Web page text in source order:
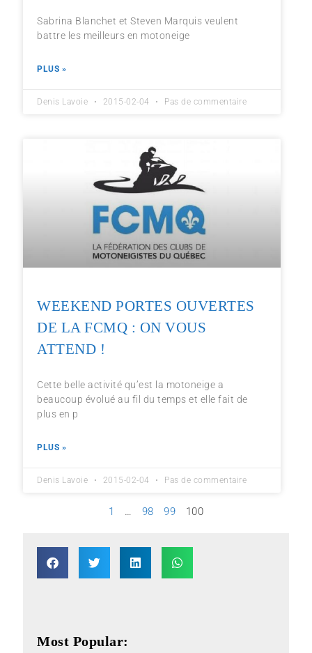
Sabrina Blanchet et Steven Marquis veulent
battre les meilleurs en motoneige
PLUS »
Denis Lavoie 2015-02-04 Pas de commentaire
WEEKEND PORTES OUVERTES
DE LA FCMQ : ON VOUS
ATTEND !
Cette belle activité qu’est la motoneige a
beaucoup évolué au fil du temps et elle fait de
plus en p
PLUS »
Denis Lavoie 2015-02-04 Pas de commentaire
1 … 98 99 100
Most Popular: